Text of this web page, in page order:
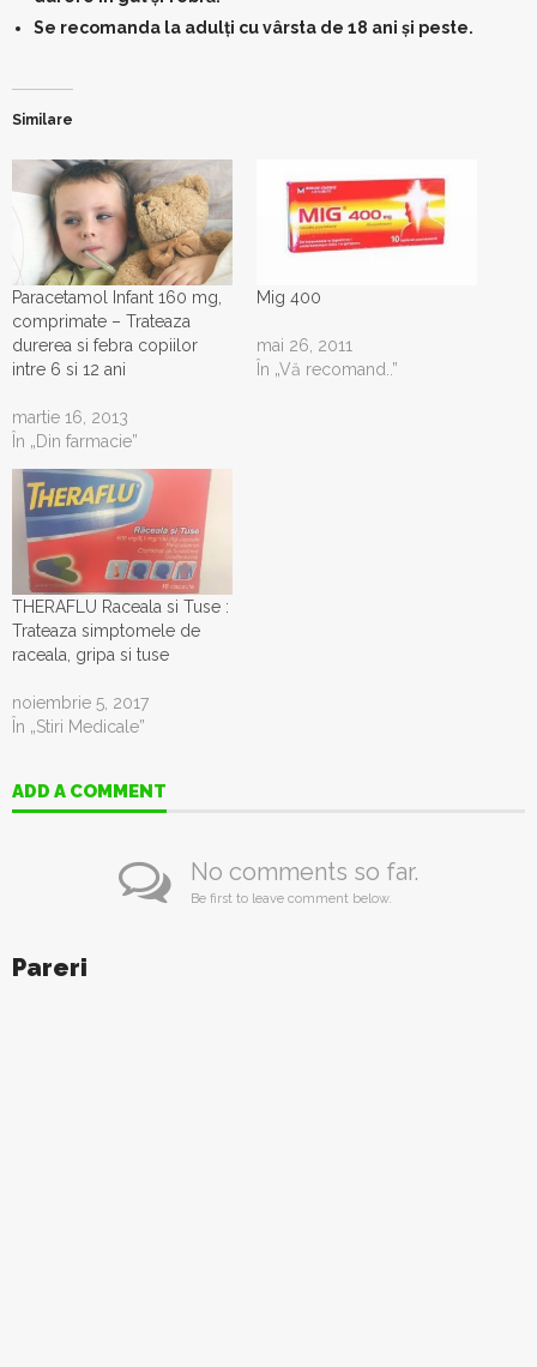
Se recomanda la adulţi cu vârsta de 18 ani şi peste.
Similare
Paracetamol Infant 160 mg,
comprimate – Trateaza
durerea si febra copiilor
intre 6 si 12 ani
martie 16, 2013
În „Din farmacie”
Mig 400
mai 26, 2011
În „Vă recomand..”
THERAFLU Raceala si Tuse :
Trateaza simptomele de
raceala, gripa si tuse
noiembrie 5, 2017
În „Stiri Medicale”
ADD A COMMENT
No comments so far.
Be first to leave comment below.
Pareri